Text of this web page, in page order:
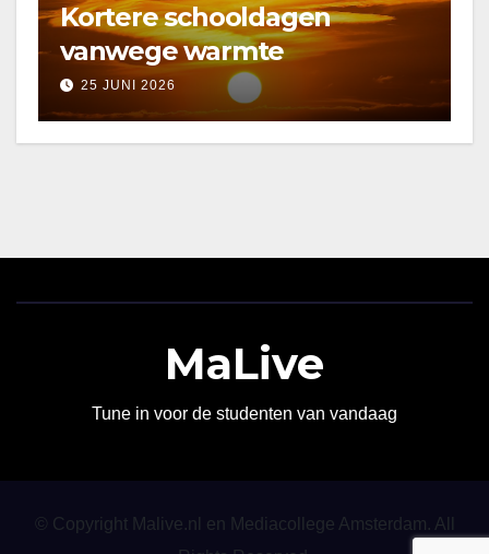
Kortere schooldagen
vanwege warmte
25 JUNI 2026
MaLive
Tune in voor de studenten van vandaag
© Copyright Malive.nl en Mediacollege Amsterdam. All